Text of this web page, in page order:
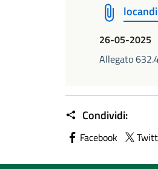
26-05-2025
Allegato
Condividi:
Facebook